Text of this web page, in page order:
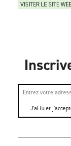
VISITER LE SITE
J'ai lu et